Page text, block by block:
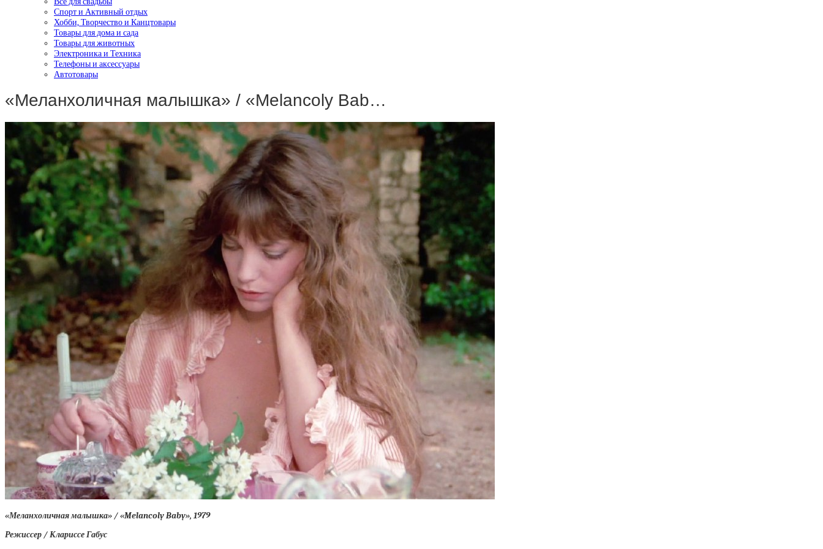
Спорт и Активный отдых
Хобби, Творчество и Канцтовары
Товары для дома и сада
Товары для животных
Электроника и Техника
Телефоны и аксессуары
Автотовары
«Меланхоличная малышка» / «Melancoly Bab…
«Меланхоличная малышка» / «Melancoly Baby», 1979
Режиссер / Клариссе Габус